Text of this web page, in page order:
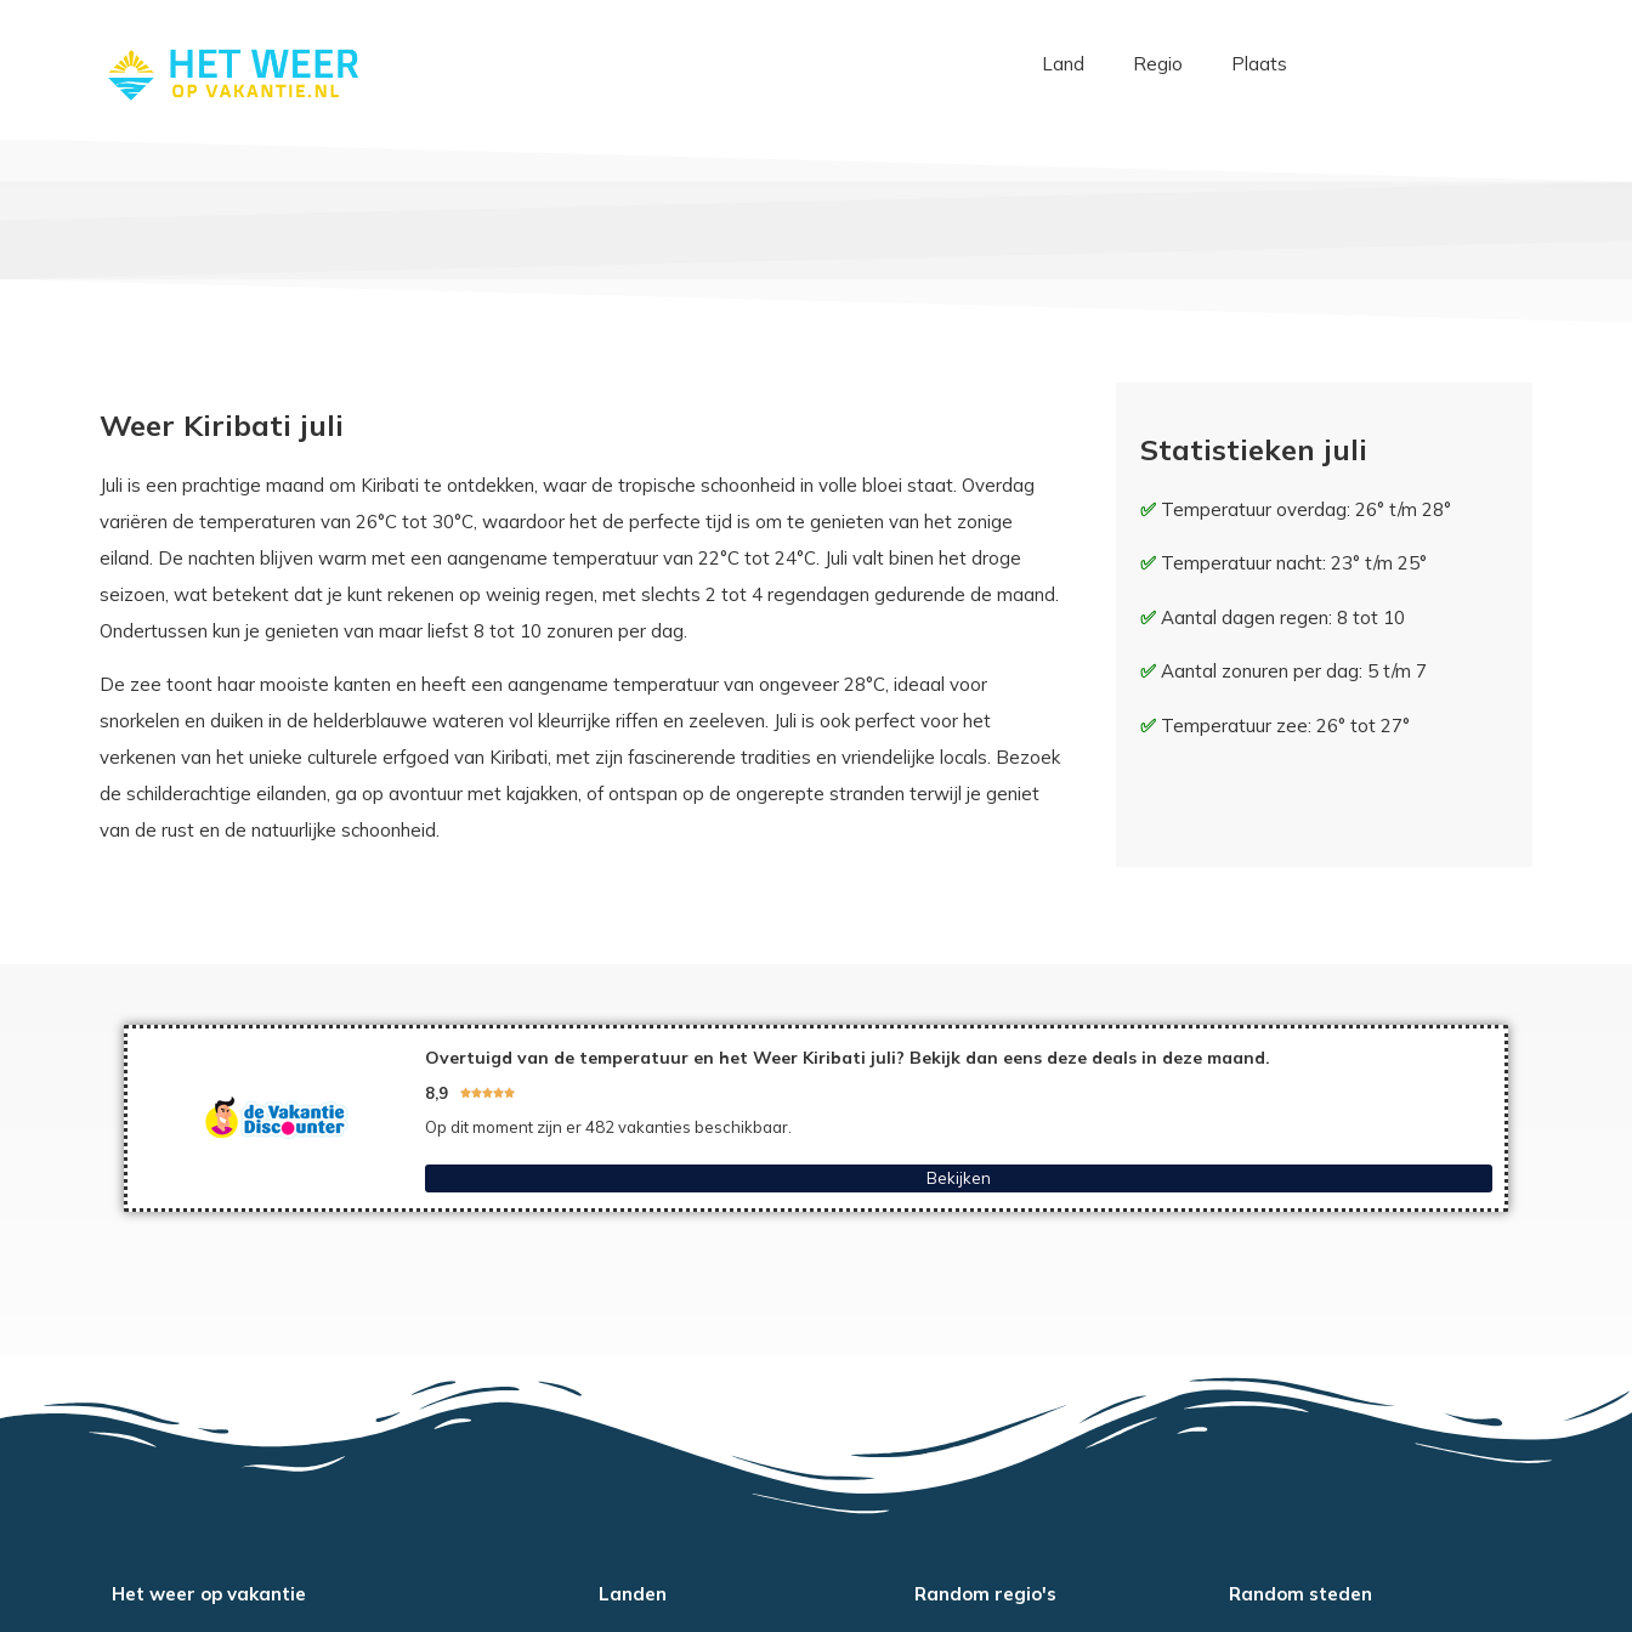
Land Regio Plaats
Weer Kiribati juli
Juli is een prachtige maand om Kiribati te ontdekken, waar de tropische schoonheid in volle bloei staat. Overdag
variëren de temperaturen van 26°C tot 30°C, waardoor het de perfecte tijd is om te genieten van het zonige
eiland. De nachten blijven warm met een aangename temperatuur van 22°C tot 24°C. Juli valt binen het droge
seizoen, wat betekent dat je kunt rekenen op weinig regen, met slechts 2 tot 4 regendagen gedurende de maand.
Ondertussen kun je genieten van maar liefst 8 tot 10 zonuren per dag.
De zee toont haar mooiste kanten en heeft een aangename temperatuur van ongeveer 28°C, ideaal voor
snorkelen en duiken in de helderblauwe wateren vol kleurrijke riffen en zeeleven. Juli is ook perfect voor het
verkenen van het unieke culturele erfgoed van Kiribati, met zijn fascinerende tradities en vriendelijke locals. Bezoek
de schilderachtige eilanden, ga op avontuur met kajakken, of ontspan op de ongerepte stranden terwijl je geniet
van de rust en de natuurlijke schoonheid.
Statistieken juli
Temperatuur overdag: 26° t/m 28°
Temperatuur nacht: 23° t/m 25°
Aantal dagen regen: 8 tot 10
Aantal zonuren per dag: 5 t/m 7
Temperatuur zee: 26° tot 27°
Overtuigd van de temperatuur en het Weer Kiribati juli? Bekijk dan eens deze deals in deze maand.
8,9 
Op dit moment zijn er 482 vakanties beschikbaar.
Bekijken
Het weer op vakantie Landen Random regio's Random steden